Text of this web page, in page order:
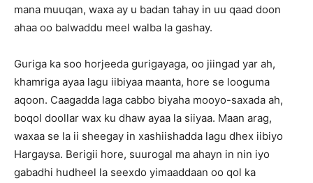
mana muuqan, waxa ay u badan tahay in uu qaad doon
ahaa oo balwaddu meel walba la gashay.
Guriga ka soo horjeeda gurigayaga, oo jiingad yar ah,
khamriga ayaa lagu iibiyaa maanta, hore se looguma
aqoon. Caagadda laga cabbo biyaha mooyo-saxada ah,
boqol doollar wax ku dhaw ayaa la siiyaa. Maan arag,
waxaa se la ii sheegay in xashiishadda lagu dhex iibiyo
Hargaysa. Berigii hore, suurogal ma ahayn in nin iyo
gabadhi hudheel la seexdo yimaaddaan oo qol ka